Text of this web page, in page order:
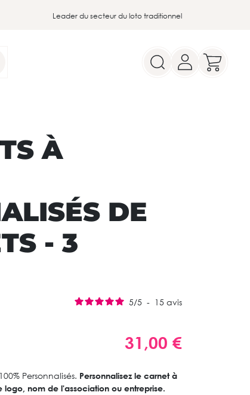
Leader du secteur du loto traditionnel
À
DE
- 3
5/5 - 15 avis
31,00 €
Personnalisés. Personnalisez le carnet à
nom de l'association ou entreprise.